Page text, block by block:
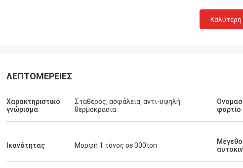
Mohammed
στην Κίνα και να επισκεφτώ το
πράγματα με με. Και το στοιχείο έχει
αρχίσει εργασμένος στο εργοστάσιό μας,
Είστε πραγματικά
ελπίδα που μπορώ να
πέντε αστεριών!
Καλύτερη
ΛΕΠΤΟΜΈΡΕΙΕΣ
Χαρακτηριστικό
γνώρισμα
Σταθερός, ασφάλεια, αντι-υψηλή
θερμοκρασία
φορτίο
Ικανότητας Μορφή 1 τόνος σε 300ton